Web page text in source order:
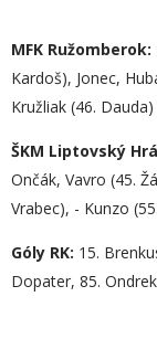
MFK Ružomberok:
Kardoš), Jonec,
Kružliak (46.
ŠKM Liptovský
Ončák, Vavro (45.
Vrabec), - Kunzo
Góly RK: 15.
Dopater, 85.